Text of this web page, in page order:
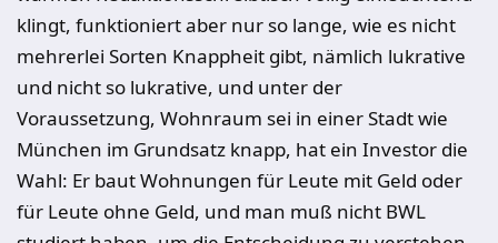
klingt, funktioniert aber nur so lange, wie es nicht
mehrerlei Sorten Knappheit gibt, nämlich lukrative
und nicht so lukrative, und unter der
Voraussetzung, Wohnraum sei in einer Stadt wie
München im Grundsatz knapp, hat ein Investor die
Wahl: Er baut Wohnungen für Leute mit Geld oder
für Leute ohne Geld, und man muß nicht BWL